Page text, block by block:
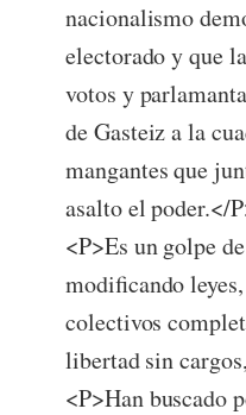
nacionalismo
electorado y que
votos y
de Gasteiz a la
mangantes que
asalto el poder.</
<P>Es un golpe
modificando
colectivos
libertad sin
<P>Han buscado